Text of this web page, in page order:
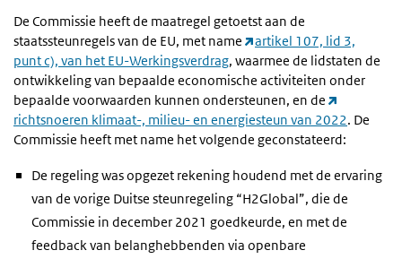
De Commissie heeft de maatregel getoetst aan de
staatssteunregels van de EU, met name
artikel 107, lid 3,
punt c), van het EU-Werkingsverdrag, waarmee de lidstaten de
ontwikkeling van bepaalde economische activiteiten onder
bepaalde voorwaarden kunnen ondersteunen, en de
richtsnoeren klimaat-, milieu- en energiesteun van 2022. De
Commissie heeft met name het volgende geconstateerd:
De regeling was opgezet rekening houdend met de ervaring
van de vorige Duitse steunregeling “H2Global”, die de
Commissie in december 2021 goedkeurde, en met de
feedback van belanghebbenden via openbare